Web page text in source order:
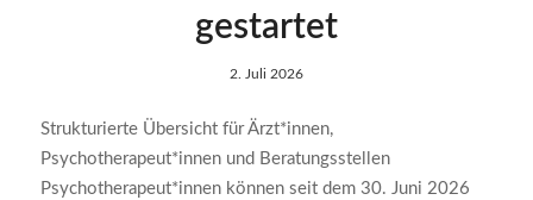
gestartet
2. Juli 2026
Strukturierte Übersicht für Ärzt*innen,
Psychotherapeut*innen und Beratungsstellen
Psychotherapeut*innen können seit dem 30. Juni 2026